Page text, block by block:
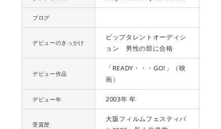
ブログ
デビューのきっかけ
ビップタレントオーディシ
ョン 男性の部に合格
デビュー作品
「READY・・・GO!」（映
画）
デビュー年 2003年 年
受賞歴
大阪フィルムフェスティバ